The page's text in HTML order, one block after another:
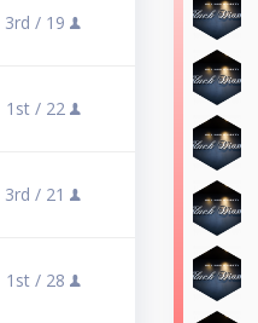
3rd / 19
1st / 22
3rd / 21
1st / 28